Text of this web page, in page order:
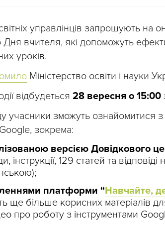
управлінців запрошують на
Дня вчителя, які допоможуть
уроків.
Міністерство освіти і науки
відбудеться 28 вересня о 15:00
учасники зможуть ознайомитися
зокрема:
версією Довідкового
інструкції, 129 статей та
платформи “Навчайте,
ще більше корисних матеріалів
про роботу з інструментами